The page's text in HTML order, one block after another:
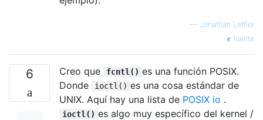
— Jonathan Leffler
fuente
6 Creo que fcntl() es una función POSIX.
Donde
ioctl() es una cosa estándar de
UNIX. Aquí hay una lista de POSIX io .
ioctl() es algo muy específico del kernel /